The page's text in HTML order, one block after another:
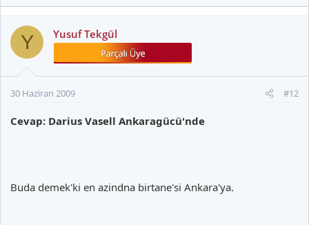
Y Yusuf Tekgül
30 Haziran 2009 #12
Cevap: Darius Vasell Ankaragücü'nde
Buda demek'ki en azindna birtane'si Ankara'ya.